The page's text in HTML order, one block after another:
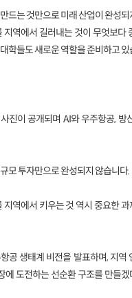
드는 것만으로 미래 산업이 완성되
지역에서 길러내는 것이 무엇보다
학들도 새로운 역할을 준비하고
진이 공개되며 AI와 우주항공, 방
모 투자만으로 완성되지 않습니다.
역에서 키우는 것 역시 중요한
공 생태계 비전을 발표하며, 지역
에 도전하는 선순환 구조를 만들